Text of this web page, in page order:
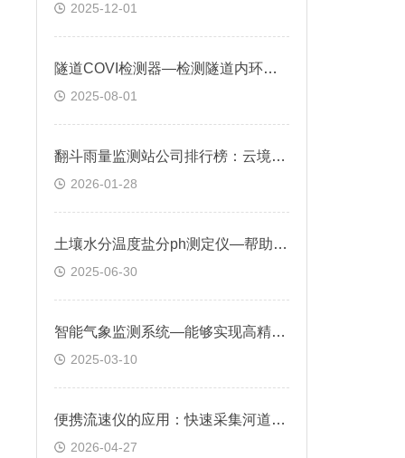
2025-12-01
隧道COVI检测器—检测隧道内环境，确保管理人员及时掌握隧道环境状态
2025-08-01
翻斗雨量监测站公司排行榜：云境天合厂商数据可实时上传至物联网平台
2026-01-28
土壤水分温度盐分ph测定仪—帮助了解土壤状况，合理确定灌溉时间和灌溉量
2025-06-30
智能气象监测系统—能够实现高精度的气象参数测量，有效对抗盐雾等恶劣环境
2025-03-10
便携流速仪的应用：快速采集河道、水库、地下水井等天然水体流速
2026-04-27